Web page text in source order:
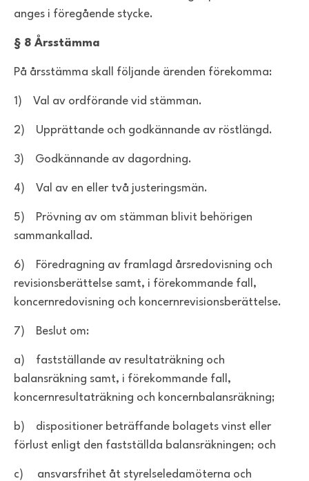
anges i föregående stycke.
§ 8 Årsstämma
På årsstämma skall följande ärenden förekomma:
1) Val av ordförande vid stämman.
2) Upprättande och godkännande av röstlängd.
3) Godkännande av dagordning.
4) Val av en eller två justeringsmän.
5) Prövning av om stämman blivit behörigen
sammankallad.
6) Föredragning av framlagd årsredovisning och
revisionsberättelse samt, i förekommande fall,
koncernredovisning och koncernrevisionsberättelse.
7) Beslut om:
a) fastställande av resultaträkning och
balansräkning samt, i förekommande fall,
koncernresultaträkning och koncernbalansräkning;
b) dispositioner beträffande bolagets vinst eller
förlust enligt den fastställda balansräkningen; och
c) ansvarsfrihet åt styrelseledamöterna och